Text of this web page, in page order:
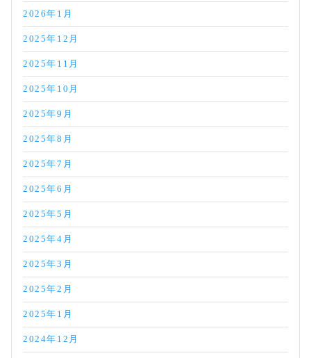
2026年1月
2025年12月
2025年11月
2025年10月
2025年9月
2025年8月
2025年7月
2025年6月
2025年5月
2025年4月
2025年3月
2025年2月
2025年1月
2024年12月